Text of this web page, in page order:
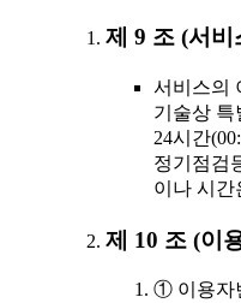
제 9 조 (서
서비스의
기술상 특
24시간
정기점검
이나 시간
제 10 조 (이
① 이용자